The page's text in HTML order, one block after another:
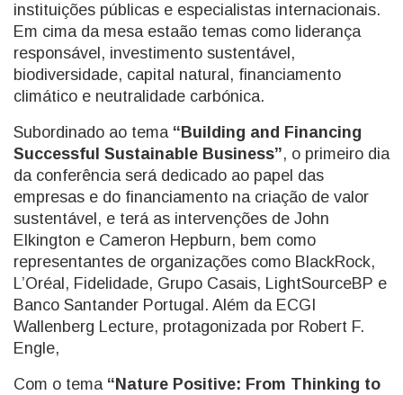
instituições públicas e especialistas internacionais.
Em cima da mesa estaão temas como liderança
responsável, investimento sustentável,
biodiversidade, capital natural, financiamento
climático e neutralidade carbónica.
Subordinado ao tema “Building and Financing
Successful Sustainable Business”, o primeiro dia
da conferência será dedicado ao papel das
empresas e do financiamento na criação de valor
sustentável, e terá as intervenções de John
Elkington e Cameron Hepburn, bem como
representantes de organizações como BlackRock,
L’Oréal, Fidelidade, Grupo Casais, LightSourceBP e
Banco Santander Portugal. Além da ECGI
Wallenberg Lecture, protagonizada por Robert F.
Engle,
Com o tema “Nature Positive: From Thinking to